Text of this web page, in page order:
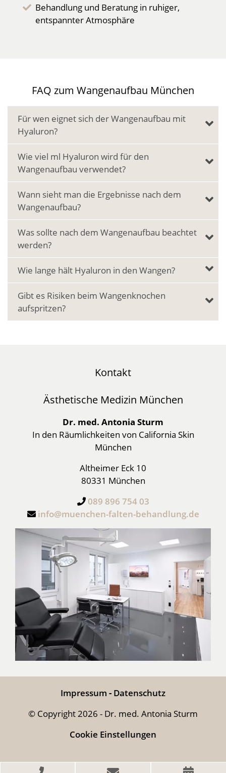
Behandlung und Beratung in ruhiger,
entspannter Atmosphäre
FAQ zum Wangenaufbau München
Für wen eignet sich der Wangenaufbau mit
Hyaluron?
Wie viel ml Hyaluron wird für den
Wangenaufbau verwendet?
Wann sieht man die Ergebnisse nach dem
Wangenaufbau?
Was sollte nach dem Wangenaufbau beachtet
werden?
Wie lange hält Hyaluron in den Wangen?
Gibt es Risiken beim Wangenknochen
aufspritzen?
Kontakt
Ästhetische Medizin München
Dr. med. Antonia Sturm
In den Räumlichkeiten von California Skin
München
Altheimer Eck 10
80331 München
089 896 754 03
info@muenchen-falten-behandlung.de
Impressum - Datenschutz
© Copyright2026 - Dr. med. Antonia Sturm
Cookie Einstellungen